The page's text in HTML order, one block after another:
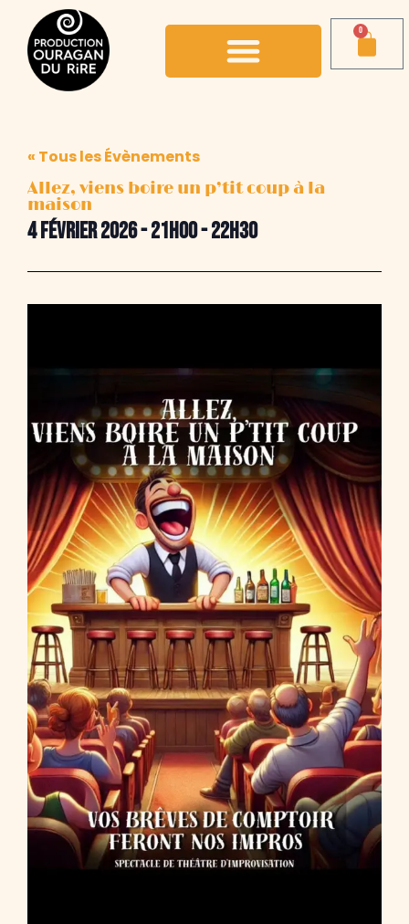
0
« Tous les Évènements
Allez, viens boire un p’tit coup à la
maison
4 février 2026-21h00-22h30